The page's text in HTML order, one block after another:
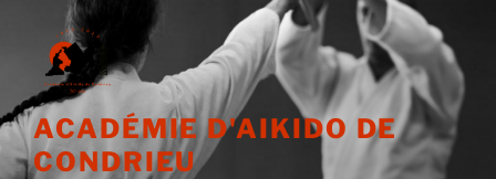
contenu
principal
ACADÉMIE D'AIKIDO DE
CONDRIEU